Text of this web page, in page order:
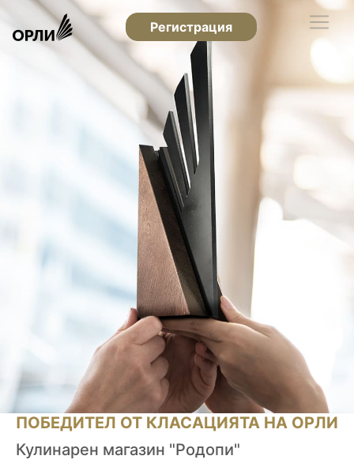
Регистрация
ПОБЕДИТЕЛ ОТ КЛАСАЦИЯТА НА ОРЛИ
Кулинарен магазин "Родопи"